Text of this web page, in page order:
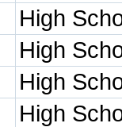
High
High
High
High